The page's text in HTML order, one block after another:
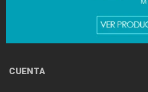
CUENTA